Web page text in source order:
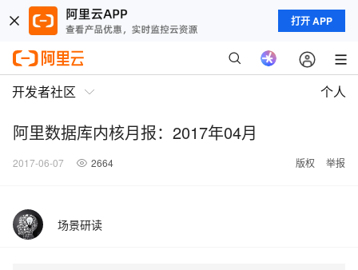
打开 APP
开发者社区 个人
阿里数据库内核月报：2017年04月
2017-06-07 2664 版权 举报
场景研读